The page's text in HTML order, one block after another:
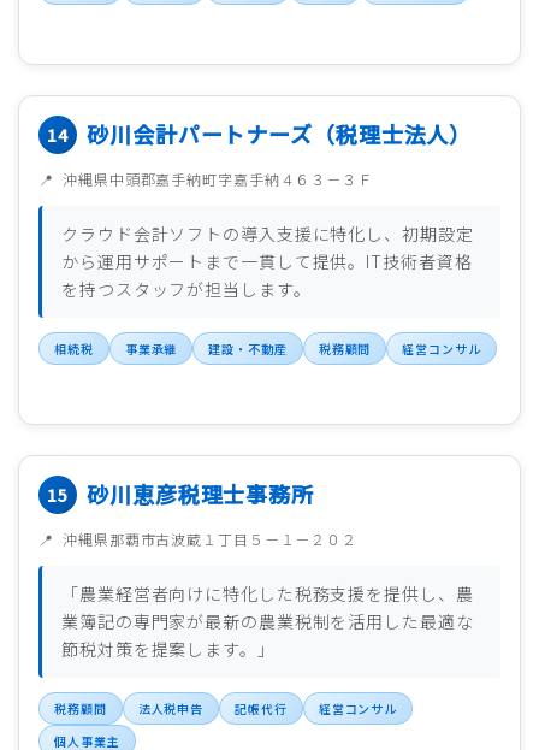
砂川会計パートナーズ（税理士法人）
沖縄県中頭郡嘉手納町字嘉手納４６３－３Ｆ
クラウド会計ソフトの導入支援に特化し、初期設定
から運用サポートまで一貫して提供。IT技術者資格
を持つスタッフが担当します。
相続税 事業承継 建設・不動産 税務顧問 経営コンサル
砂川恵彦税理士事務所
沖縄県那覇市古波蔵１丁目５－１－２０２
「農業経営者向けに特化した税務支援を提供し、農
業簿記の専門家が最新の農業税制を活用した最適な
節税対策を提案します。」
税務顧問 法人税申告 記帳代行
経営コンサル
個人事業主